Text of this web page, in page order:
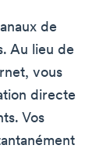
de
Au lieu de
vous
directe
Vos